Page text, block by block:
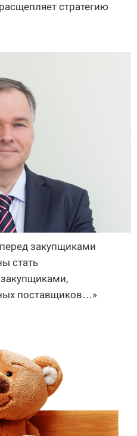
стратегию
закупщиками
стать
поставщиков…»